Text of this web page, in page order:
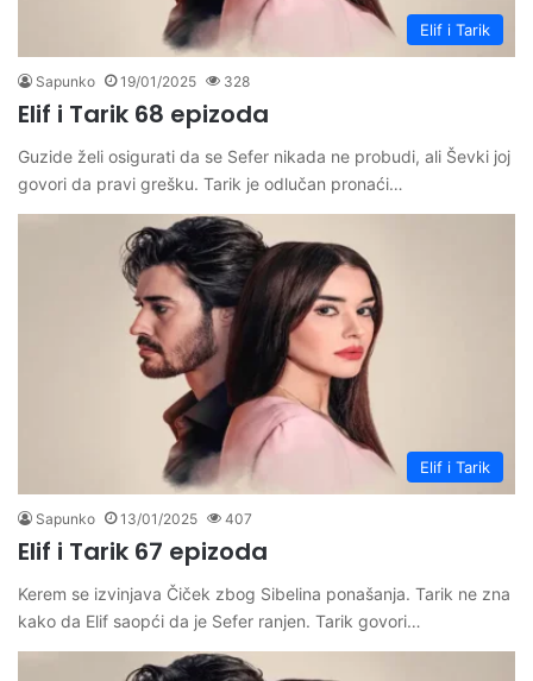
Elif i Tarik
Sapunko 19/01/2025 328
Elif i Tarik 68 epizoda
Guzide želi osigurati da se Sefer nikada ne probudi, ali Ševki joj
govori da pravi grešku. Tarik je odlučan pronaći…
Elif i Tarik
Sapunko 13/01/2025 407
Elif i Tarik 67 epizoda
Kerem se izvinjava Čiček zbog Sibelina ponašanja. Tarik ne zna
kako da Elif saopći da je Sefer ranjen. Tarik govori…